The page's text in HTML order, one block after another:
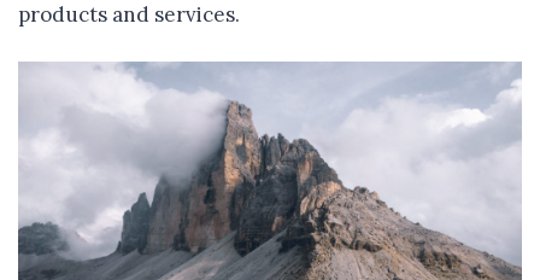
products and services.